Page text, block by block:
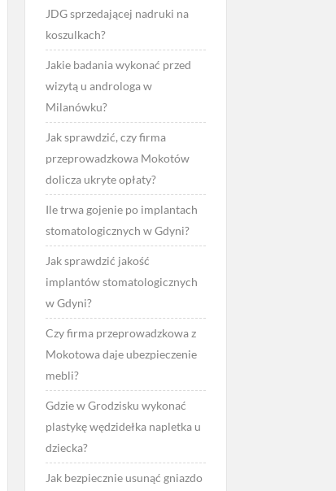
JDG sprzedającej nadruki na
koszulkach?
Jakie badania wykonać przed
wizytą u androloga w
Milanówku?
Jak sprawdzić, czy firma
przeprowadzkowa Mokotów
dolicza ukryte opłaty?
Ile trwa gojenie po implantach
stomatologicznych w Gdyni?
Jak sprawdzić jakość
implantów stomatologicznych
w Gdyni?
Czy firma przeprowadzkowa z
Mokotowa daje ubezpieczenie
mebli?
Gdzie w Grodzisku wykonać
plastykę wędzidełka napletka u
dziecka?
Jak bezpiecznie usunąć gniazdo